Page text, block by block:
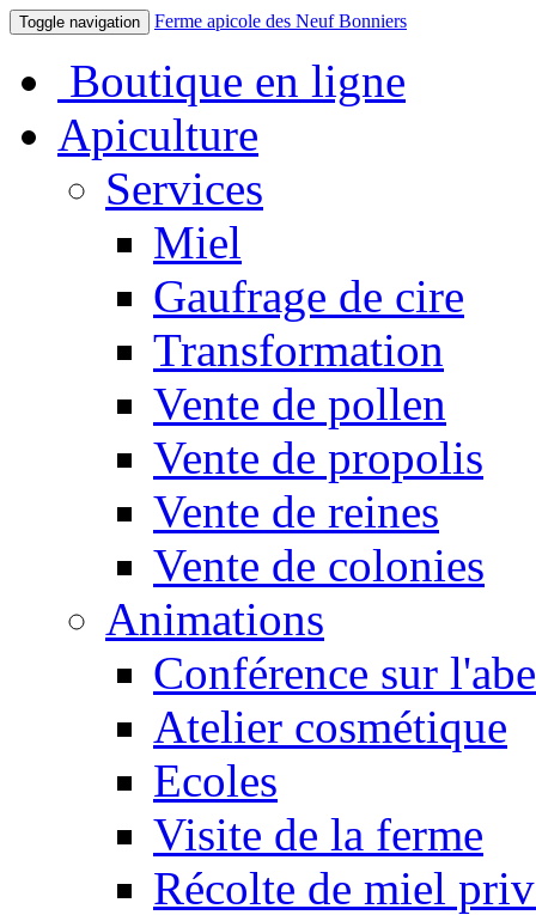
Toggle navigation Ferme apicole des Neuf Bonniers
Boutique en ligne
Apiculture
Services
Miel
Gaufrage de cire
Transformation
Vente de pollen
Vente de propolis
Vente de reines
Vente de colonies
Animations
Conférence sur
Atelier cosmétique
Ecoles
Visite de la ferme
Récolte de miel